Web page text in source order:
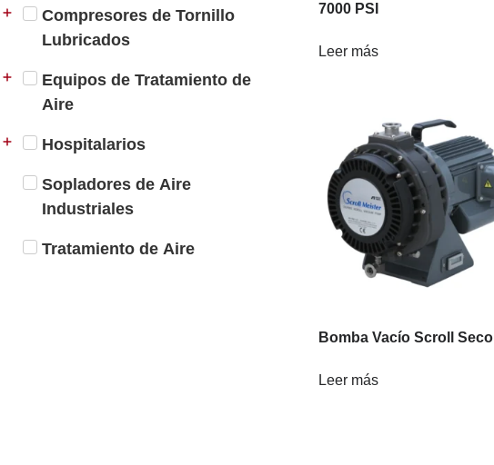
Compresores de Tornillo
Lubricados
Equipos de Tratamiento de
Aire
Hospitalarios
Sopladores de Aire
Industriales
Tratamiento de Aire
7000 PSI
Leer más
Bomba Vacío Scroll Seco
Leer más